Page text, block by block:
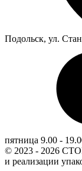
Подольск, ул.
пятница 9.00 -
© 2023 - 2026
и реализации